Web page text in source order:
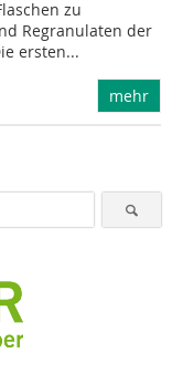
zu
Regranulaten der
ersten...
mehr